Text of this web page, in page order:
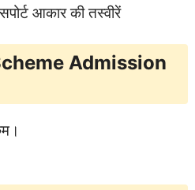
आकार की तस्वीरें
Admission